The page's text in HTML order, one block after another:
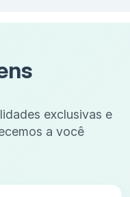
exclusivas e
a você